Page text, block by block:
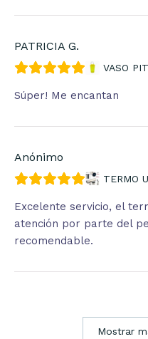
PATRICIA G.
VASO
Súper! Me encantan
Anónimo
TERMO
Excelente servicio, el
atención por parte del
recomendable.
Mostrar